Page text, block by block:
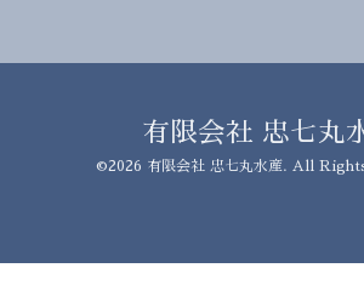
有限会社 忠七丸
©2026 有限会社 忠七丸水産. All